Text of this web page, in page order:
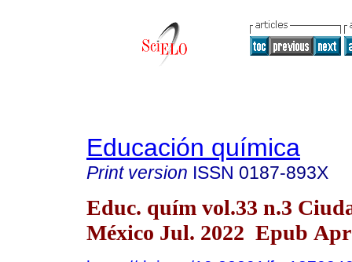
Educación química
Print version ISSN 0187-893X
Educ. quím vol.33 n.3
México Jul. 2022 Epub Apr